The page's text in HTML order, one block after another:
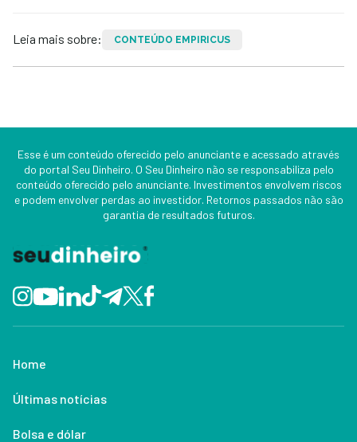
Leia mais sobre: CONTEÚDO EMPIRICUS
Esse é um conteúdo oferecido pelo anunciante e acessado através
do portal Seu Dinheiro. O Seu Dinheiro não se responsabiliza pelo
conteúdo oferecido pelo anunciante. Investimentos envolvem riscos
e podem envolver perdas ao investidor. Retornos passados não são
garantia de resultados futuros.
Home
Últimas notícias
Bolsa e dólar